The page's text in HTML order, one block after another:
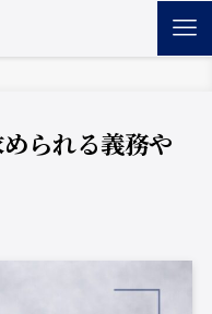
られる義務や